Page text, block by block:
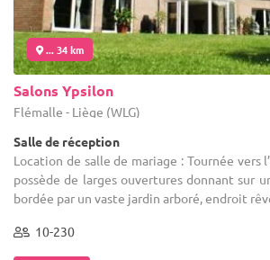
... 34 km
Salons Ypsilon
Flémalle - Liège (WLG)
Salle de réception
Location de salle de mariage : Tournée vers
possède de larges ouvertures donnant sur
bordée par un vaste jardin arboré, endroit
10-230